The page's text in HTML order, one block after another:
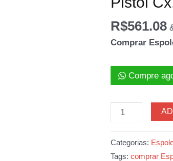
R$561.08
Comprar
Compre
Espoleta
Federal
Magnum
Categorias:
Tags: comprar